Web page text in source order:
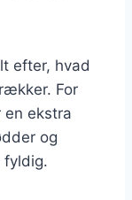
efter, hvad
For
en ekstra
og
fyldig.